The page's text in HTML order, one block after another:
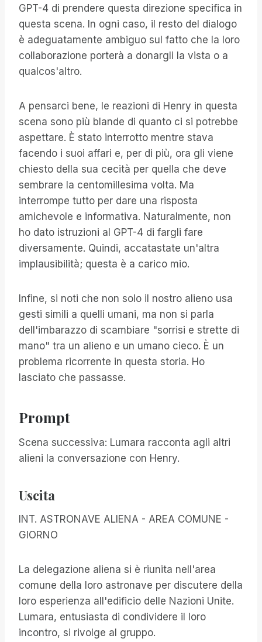
GPT-4 di prendere questa direzione specifica in
questa scena. In ogni caso, il resto del dialogo
è adeguatamente ambiguo sul fatto che la loro
collaborazione porterà a donargli la vista o a
qualcos'altro.
A pensarci bene, le reazioni di Henry in questa
scena sono più blande di quanto ci si potrebbe
aspettare. È stato interrotto mentre stava
facendo i suoi affari e, per di più, ora gli viene
chiesto della sua cecità per quella che deve
sembrare la centomillesima volta. Ma
interrompe tutto per dare una risposta
amichevole e informativa. Naturalmente, non
ho dato istruzioni al GPT-4 di fargli fare
diversamente. Quindi, accatastate un'altra
implausibilità; questa è a carico mio.
Infine, si noti che non solo il nostro alieno usa
gesti simili a quelli umani, ma non si parla
dell'imbarazzo di scambiare "sorrisi e strette di
mano" tra un alieno e un umano cieco. È un
problema ricorrente in questa storia. Ho
lasciato che passasse.
Prompt
Scena successiva: Lumara racconta agli altri
alieni la conversazione con Henry.
Uscita
INT. ASTRONAVE ALIENA - AREA COMUNE -
GIORNO
La delegazione aliena si è riunita nell'area
comune della loro astronave per discutere della
loro esperienza all'edificio delle Nazioni Unite.
Lumara, entusiasta di condividere il loro
incontro, si rivolge al gruppo.